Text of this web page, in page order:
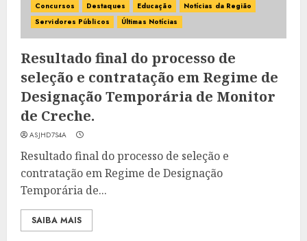
Concursos Destaques Educação
Notícias da Região
Servidores Públicos
Últimas Notícias
Resultado final do processo de
seleção e contratação em Regime de
Designação Temporária de Monitor
de Creche.
ASJHD7S4A
Resultado final do processo de seleção e
contratação em Regime de Designação
Temporária de...
SAIBA MAIS